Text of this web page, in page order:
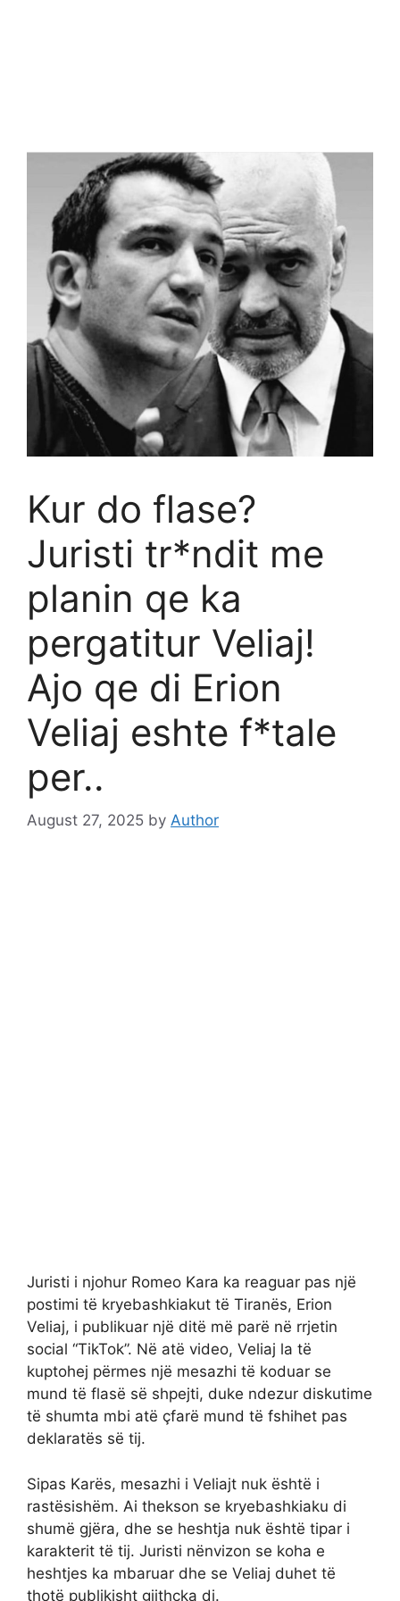
Kur do flase?
Juristi tr*ndit me
planin qe ka
pergatitur Veliaj!
Ajo qe di Erion
Veliaj eshte f*tale
per..
August 27, 2025 by Author
Juristi i njohur Romeo Kara ka reaguar pas një
postimi të kryebashkiakut të Tiranës, Erion
Veliaj, i publikuar një ditë më parë në rrjetin
social “TikTok”. Në atë video, Veliaj la të
kuptohej përmes një mesazhi të koduar se
mund të flasë së shpejti, duke ndezur diskutime
të shumta mbi atë çfarë mund të fshihet pas
deklaratës së tij.
Sipas Karës, mesazhi i Veliajt nuk është i
rastësishëm. Ai thekson se kryebashkiaku di
shumë gjëra, dhe se heshtja nuk është tipar i
karakterit të tij. Juristi nënvizon se koha e
heshtjes ka mbaruar dhe se Veliaj duhet të
thotë publikisht gjithçka di.